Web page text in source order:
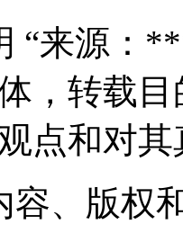
“来源：
，转载
点和对
容、版权